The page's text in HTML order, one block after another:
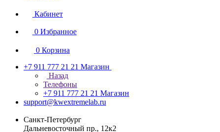
Кабинет
0 Избранное
0 Корзина
+7 911 777 21 21 Магазин
Назад
Телефоны
+7 911 777 21 21 Магазин
support@kwextremelab.ru
Санкт-Петербург
Дальневосточный пр., 12к2